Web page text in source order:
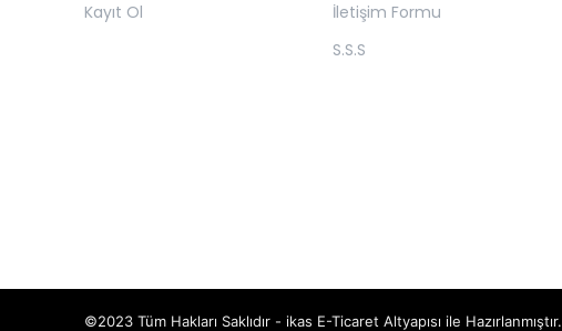
Kayıt Ol
İletişim Formu
S.S.S
©2023 Tüm Hakları Saklıdır - ikas E-Ticaret Altyapısı ile Hazırlanmıştır.